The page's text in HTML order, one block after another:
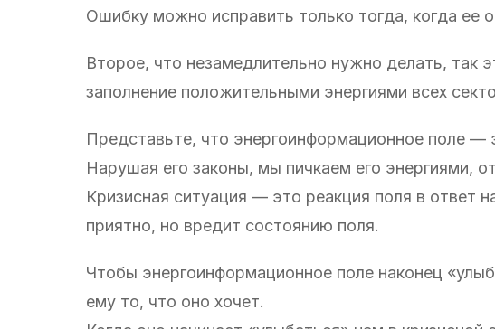
Ошибку можно исправить только тогда, когда ее
Второе, что незамедлительно нужно делать, так
заполнение положительными энергиями всех
Представьте, что энергоинформационное поле —
Нарушая его законы, мы пичкаем его энергиями,
Кризисная ситуация — это реакция поля в ответ
приятно, но вредит состоянию поля.
Чтобы энергоинформационное поле наконец
ему то, что оно хочет.